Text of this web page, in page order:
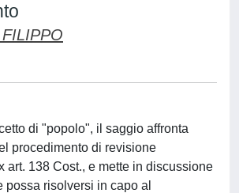
di "popolo", il saggio affronta
procedimento di revisione
art. 138 Cost., e mette in discussione
possa risolversi in capo al